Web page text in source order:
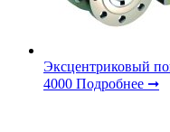
Эксцентриковый
4000 Подробнее ➞